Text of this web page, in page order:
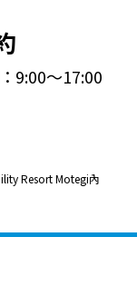
9:00～17:00
Resort Motegi內